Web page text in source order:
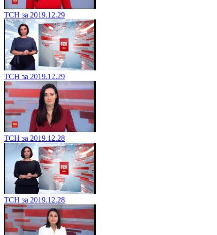
ТСН за 2019.12.29
ТСН за 2019.12.29
ТСН за 2019.12.28
ТСН за 2019.12.28